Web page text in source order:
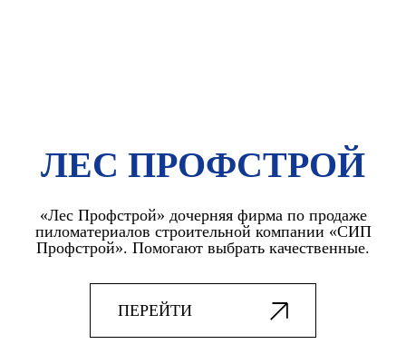
ЛЕС ПРОФСТРОЙ
«Лес Профстрой» дочерняя фирма по продаже
пиломатериалов строительной компании «СИП
Профстрой». Помогают выбрать качественные.
ПЕРЕЙТИ